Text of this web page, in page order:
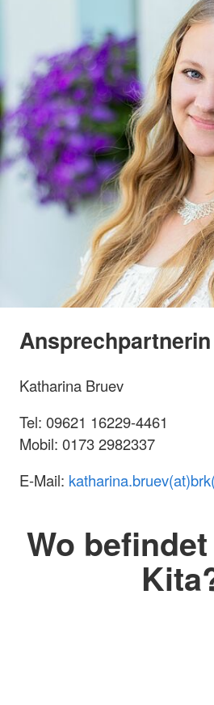
Ansprechpartnerin
Katharina Bruev
Tel: 09621 16229-4461
Mobil: 0173 2982337
E-Mail:
Wo